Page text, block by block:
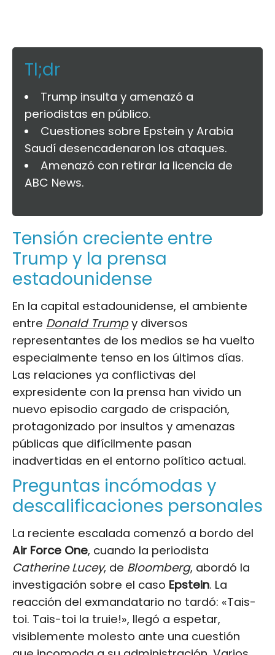
Tl;dr
Trump insulta y amenazó a
periodistas en público.
Cuestiones sobre Epstein y Arabia
Saudí desencadenaron los ataques.
Amenazó con retirar la licencia de
ABC News.
Tensión creciente entre
Trump y la prensa
estadounidense
En la capital estadounidense, el ambiente
entre Donald Trumpy diversos
representantes de los medios se ha vuelto
especialmente tenso en los últimos días.
Las relaciones ya conflictivas del
expresidente con la prensa han vivido un
nuevo episodio cargado de crispación,
protagonizado por insultos y amenazas
públicas que difícilmente pasan
inadvertidas en el entorno político actual.
Preguntas incómodas y
descalificaciones personales
La reciente escalada comenzó a bordo del
Air Force One, cuando la periodista
Catherine Lucey, de Bloomberg, abordó la
investigación sobre el caso Epstein. La
reacción del exmandatario no tardó: «Tais-
toi. Tais-toi la truie!», llegó a espetar,
visiblemente molesto ante una cuestión